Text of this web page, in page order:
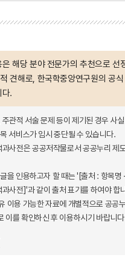
해당 분야 전문가의 추천으로 선
견해로, 한국학중앙연구원의 공
다.
관적 서술 문제 등이 제기된 경우 사
서비스가 임시 중단될 수 있습니다.
사전은 공공저작물로서 공공누리 제
을 인용하고자 할 때는 '[출처 : 항목명
사전]'과 같이 출처 표기를 하여야 합
이용 가능한 자료에 개별적으로 공공
이를 확인하신 후 이용하시기 바랍니